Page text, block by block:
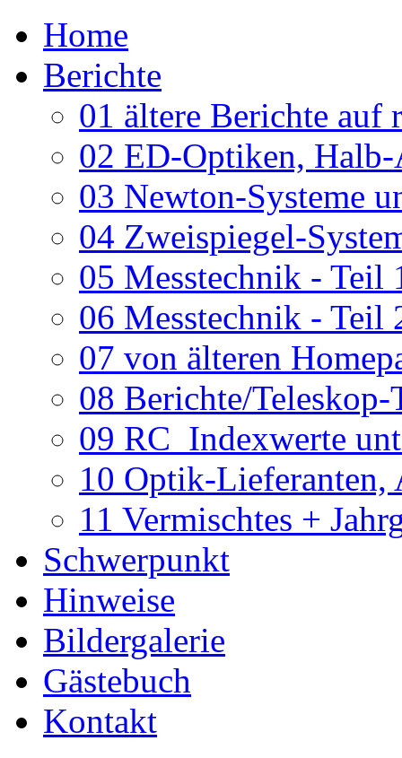
Home
Berichte
01 ältere Berichte auf
02 ED-Optiken, Halb-
03 Newton-Systeme
04 Zweispiegel-
05 Messtechnik - Teil
06 Messtechnik - Teil
07 von älteren
08 Berichte/
09 RC_Indexwerte
10 Optik-Lieferanten,
11 Vermischtes +
Schwerpunkt
Hinweise
Bildergalerie
Gästebuch
Kontakt